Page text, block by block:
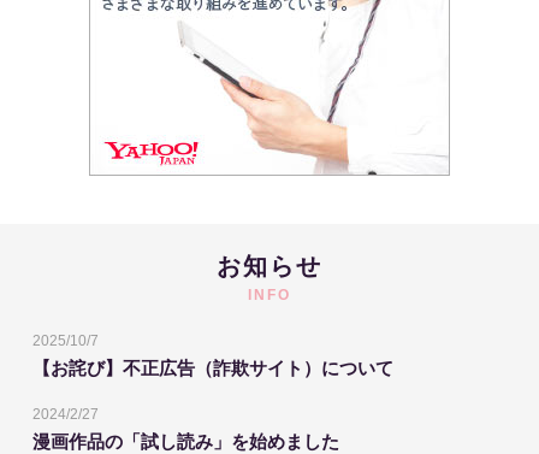
お知らせ
INFO
2025/10/7
【お詫び】不正広告（詐欺サイト）について
2024/2/27
漫画作品の「試し読み」を始めました